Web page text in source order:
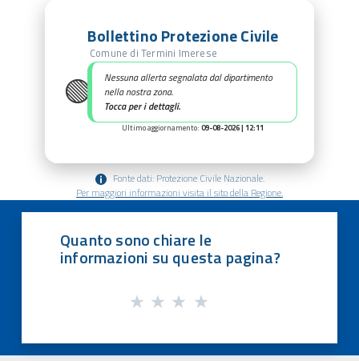
🟢
Bollettino Protezione Civile
Comune di Termini Imerese
Nessuna allerta segnalata dal dipartimento
nella nostra zona.
Tocca per i dettagli.
Ultimo aggiornamento: 09-08-2026 | 12:11
Fonte dati: Protezione Civile Nazionale.
Per maggiori informazioni visita il sito della Regione.
Quanto sono chiare le
informazioni su questa pagina?